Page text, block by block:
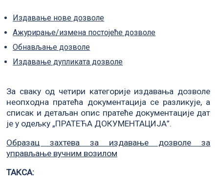
Издавање нове дозволе
Ажурирање/измена постојеће дозволе
Обнављање дозволе
Издавање дупликата дозволе
За сваку од четири категорије издавања дозволе
неопходна пратећа документација се разликује, а
списак и детаљан опис пратеће документације дат
је у одељку „ПРАТЕЋА ДОКУМЕНТАЦИЈА”.
Образац захтева за издавање дозволе за
управљање вучним возилом
ТАКСА: